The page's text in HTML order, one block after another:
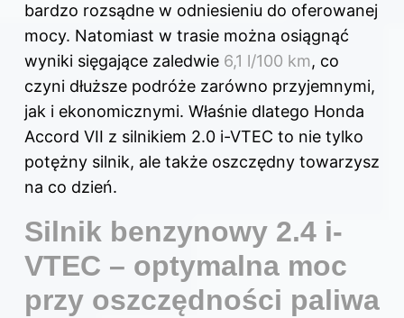
bardzo rozsądne w odniesieniu do oferowanej
mocy. Natomiast w trasie można osiągnąć
wyniki sięgające zaledwie 6,1 l/100 km, co
czyni dłuższe podróże zarówno przyjemnymi,
jak i ekonomicznymi. Właśnie dlatego Honda
Accord VII z silnikiem 2.0 i-VTEC to nie tylko
potężny silnik, ale także oszczędny towarzysz
na co dzień.
Silnik benzynowy 2.4 i-
VTEC – optymalna moc
przy oszczędności paliwa